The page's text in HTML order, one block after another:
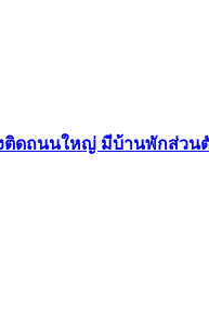
ดถนนใหญ่ มีบ้านพักส่วนตั